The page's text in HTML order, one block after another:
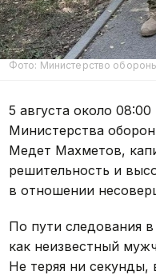
Фото: Министерство
5 августа около
Министерства
Медет Махметов,
решительность и
в отношении
По пути следования
как неизвестный
Не теряя ни секунды,